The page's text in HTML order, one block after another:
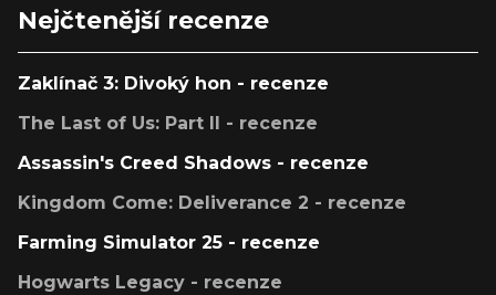
Nejčtenější recenze
Zaklínač 3: Divoký hon - recenze
The Last of Us: Part II - recenze
Assassin's Creed Shadows - recenze
Kingdom Come: Deliverance 2 - recenze
Farming Simulator 25 - recenze
Hogwarts Legacy - recenze